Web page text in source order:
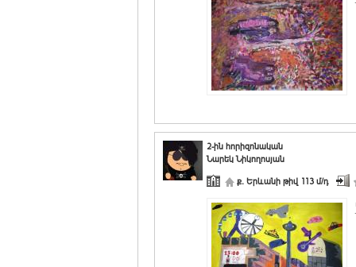
2-ին հորիզոնական
Նարեկ Նիկողոսյան
ք. Երևանի թիվ 113 մ/դ